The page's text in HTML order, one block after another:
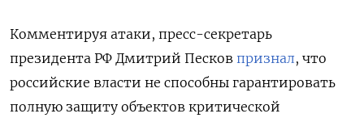
Комментируя атаки, пресс-секретарь
президента РФ Дмитрий Песков признал, что
российские власти не способны гарантировать
полную защиту объектов критической